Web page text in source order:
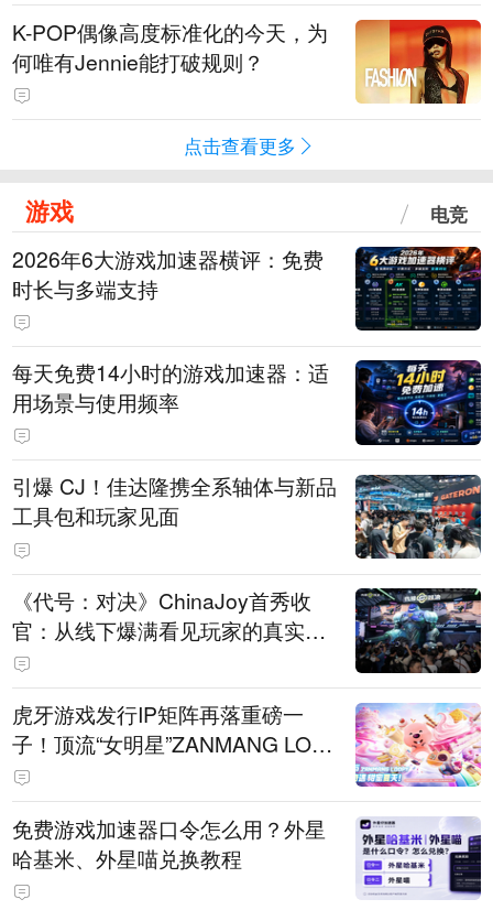
K-POP偶像高度标准化的今天，为
何唯有Jennie能打破规则？
点击查看更多
游戏 电竞
2026年6大游戏加速器横评：免费
时长与多端支持
每天免费14小时的游戏加速器：适
用场景与使用频率
引爆 CJ！佳达隆携全系轴体与新品
工具包和玩家见面
《代号：对决》ChinaJoy首秀收
官：从线下爆满看见玩家的真实期
待
虎牙游戏发行IP矩阵再落重磅一
子！顶流“女明星”ZANMANG LOO
PY 正版3D消除手游《消消奇遇》
惊喜曝光
免费游戏加速器口令怎么用？外星
哈基米、外星喵兑换教程